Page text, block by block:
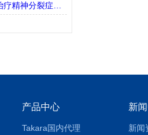
产品中心
Takara国内代理
新
新闻